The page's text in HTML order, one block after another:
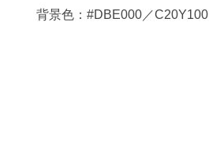
背景色：#DBE000／C20Y100